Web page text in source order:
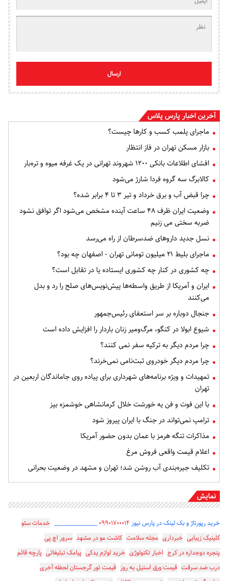
ارسال
آخرین اخبار پارس پلاس
ماجرای پلمب کسب و کارها چیست؟
بازار مسکن تهران در فاز انتظار
افشای اطلاعات بانکی ۱۲۰۰ شهروند تهرانی در یک غرفه میوه و تره‌بار
کالابرگ سه گروه فردا شارژ می‌شود
چرا قبض آب و برق خرداد و تیر ۳ تا ۴ برابر شده؟
وضعیت ایران ظرف ۴۸ ساعت آینده مشخص می‌شود اگر توافق نشود
ضربه سختی می زنیم
نسل جدید داروهای ضدسرطان از راه می‌رسد
ماجرای بلیط ۲۱ میلیون تومانی تهران - اصفهان چه بود؟
چه کشوری در کنار چه کشوری ایستاده یا در تقابل است؟
ایران و آمریکا از طریق واسطه‌ها پیش‌نویس‌های صلح را رد و بدل
می‌کنند
جنجال دوباره بر سر استعفای رئیس‌جمهور
شیوع ابولا در کنگو، مرگ‌ومیر زنان باردار را افزایش داده است
چرا مردم دیگر به ترکیه سفر نمی کنند؟
چرا مردم دیگر خودروی ثبت‌نامی نمی‌خرند؟
تمهیدات و ویژه برنامه‌های شهرداری برای پیاده روی جاماندگان اربعین در
تهران
با این فوت و فن یه خورشت خلال کرمانشاهی خوشمزه بپز
ترامپ نمی‌تواند در جنگ با ایران پیروز شود
مذاکرات تنگه هرمز با عمان بدون حضور آمریکا
اعلام قیمت واقعی فروش مرغ
تکلیف جیره‌بندی آب روشن شد؛ تهران و مشهد در وضعیت بحرانی
نمایش
خرید رپورتاژ و بک لینک در پارس نیوز ۰۹۹۰۱۷۰۰۰۱۴_________________ خدمات سئو
کلینیک زیبایی خبرداری مجله سلامت کاشت مو در مشهد سرور اچ پی
پنجره دوجداره در کرج اخبار تکنولوژی خرید لوازم یدکی پیامک تبلیغاتی پارچه قائم
درب ضد سرقت قیمت ورق استیل به روز قیمت تور گرجستان لحظه آخری